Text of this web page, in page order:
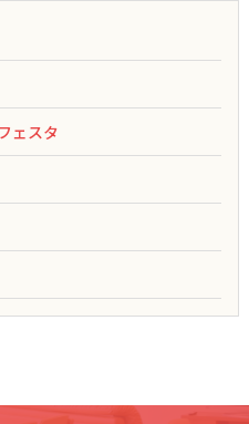
ェスタ